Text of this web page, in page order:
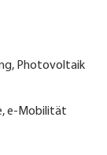
Photovoltaik
e-Mobilität